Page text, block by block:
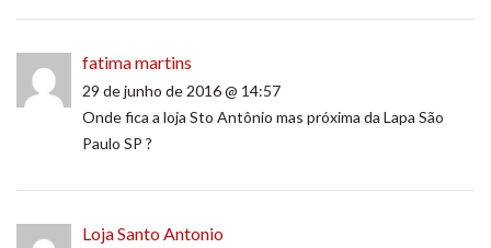
fatima martins
29 de junho de 2016 @ 14:57
Onde fica a loja Sto Antônio mas próxima da Lapa São
Paulo SP ?
Loja Santo Antonio